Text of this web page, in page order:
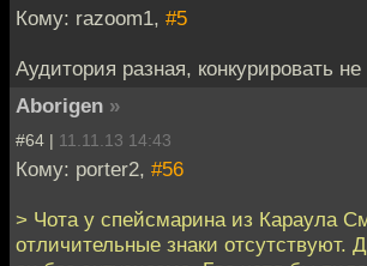
Кому: razoom1, #5
Аудитория разная, конкурировать не
Aborigen »
#64 | 11.11.13 14:43
Кому: porter2, #56
> Чота у спейсмарина из Караула
отличительные знаки отсутствуют.